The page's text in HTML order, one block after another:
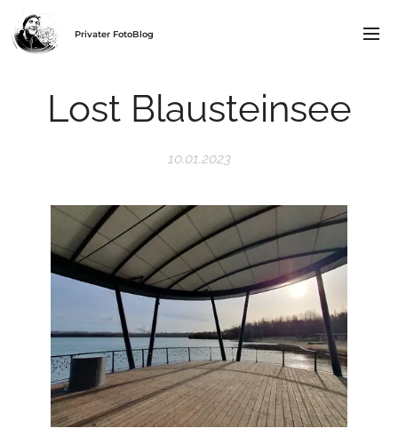
Privater FotoBlog
Lost Blausteinsee
10.01.2023